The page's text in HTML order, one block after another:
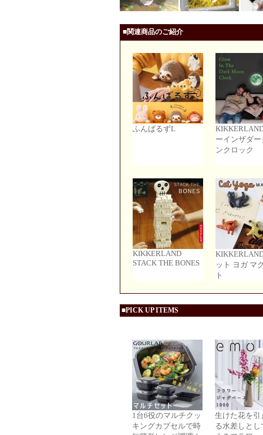
■関連商品のご紹介
ふんばるずL
ーインザダ
ンクロック
KIKKERLAND
STACK THE BONES
ット ヨガ マ
ト
■PICK UP ITEMS
1台6役のマルチクッ
キングカプセルで時
生けた花を引
る水差しとし